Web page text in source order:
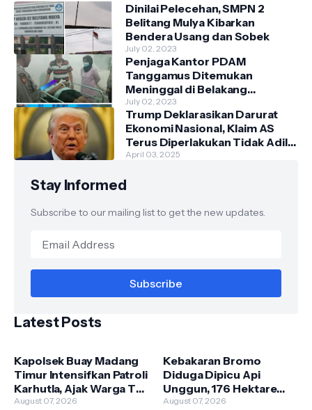
Dinilai Pelecehan, SMPN 2
Belitang Mulya Kibarkan
Bendera Usang dan Sobek
July 02, 2023
Penjaga Kantor PDAM
Tanggamus Ditemukan
Meninggal di Belakang
Kantornya.
July 02, 2023
Trump Deklarasikan Darurat
Ekonomi Nasional, Klaim AS
Terus Diperlakukan Tidak Adil
oleh Negara Asing"
April 03, 2025
Stay Informed
Subscribe to our mailing list to get the new updates.
Latest Posts
Kapolsek Buay Madang
Timur Intensifkan Patroli
Karhutla, Ajak Warga Tak
Membakar Hutan dan
August 07, 2026
Kebakaran Bromo
Diduga Dipicu Api
Unggun, 176 Hektare
Lahan TNBTS Terbakar
August 07, 2026